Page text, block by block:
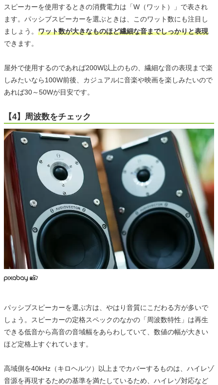
スピーカーを使用するときの消費電力は「W（ワット）」で表され
ます。パッシブスピーカーを選ぶときは、このワット数にも注目し
ましょう。 ワット数が大きなものほど繊細な音までしっかりと表現
できます。
屋外で使用するのであれば200W以上のもの、繊細な音の表現まで楽
しみたいなら100W前後、カジュアルに音楽や映画を楽しみたいので
あれば30～50Wが目安です。
【4】周波数をチェック
パッシブスピーカーを選ぶ方は、やはり音質にこだわる方が多いで
しょう。スピーカーの定格スペックのなかの「周波数特性」は再生
できる低音から高音の音域幅をあらわしていて、数値の幅が大きい
ほど定格上すぐれています。
高域側を40kHz（キロヘルツ）以上までカバーするものは、ハイレゾ
音源を再現するための基準を満たしているため、ハイレゾ対応など